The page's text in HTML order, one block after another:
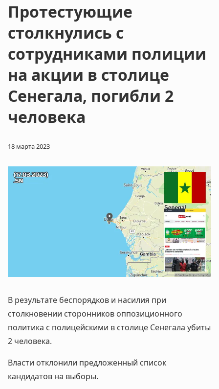
Протестующие
столкнулись с
сотрудниками полиции
на акции в столице
Сенегала, погибли 2
человека
18 марта 2023
В результате беспорядков и насилия при
столкновении сторонников оппозиционного
политика с полицейскими в столице Сенегала убиты
2 человека.
Власти отклонили предложенный список
кандидатов на выборы.